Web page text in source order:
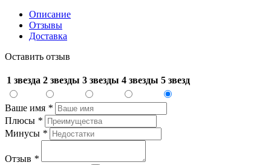
Описание
Отзывы
Доставка
Оставить отзыв
1 звезда 2 звезды 3 звезды 4 звезды 5 звезд
Ваше имя *
Плюсы *
Минусы *
Отзыв *